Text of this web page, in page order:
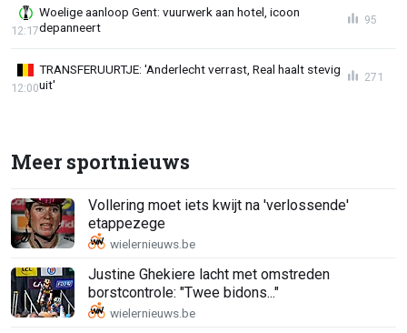
Woelige aanloop Gent: vuurwerk aan hotel, icoon
depanneert
12:17
95
TRANSFERUURTJE: 'Anderlecht verrast, Real haalt stevig
uit'
12:00
271
Meer sportnieuws
Vollering moet iets kwijt na 'verlossende'
etappezege
Justine Ghekiere lacht met omstreden
borstcontrole: "Twee bidons..."